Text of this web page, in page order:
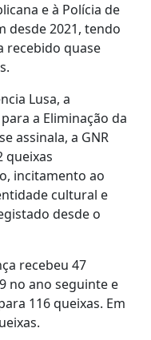
e à Polícia de
desde 2021, tendo
recebido quase
Lusa, a
a Eliminação da
assinala, a GNR
queixas
incitamento ao
cultural e
desde o
recebeu 47
no ano seguinte e
116 queixas. Em